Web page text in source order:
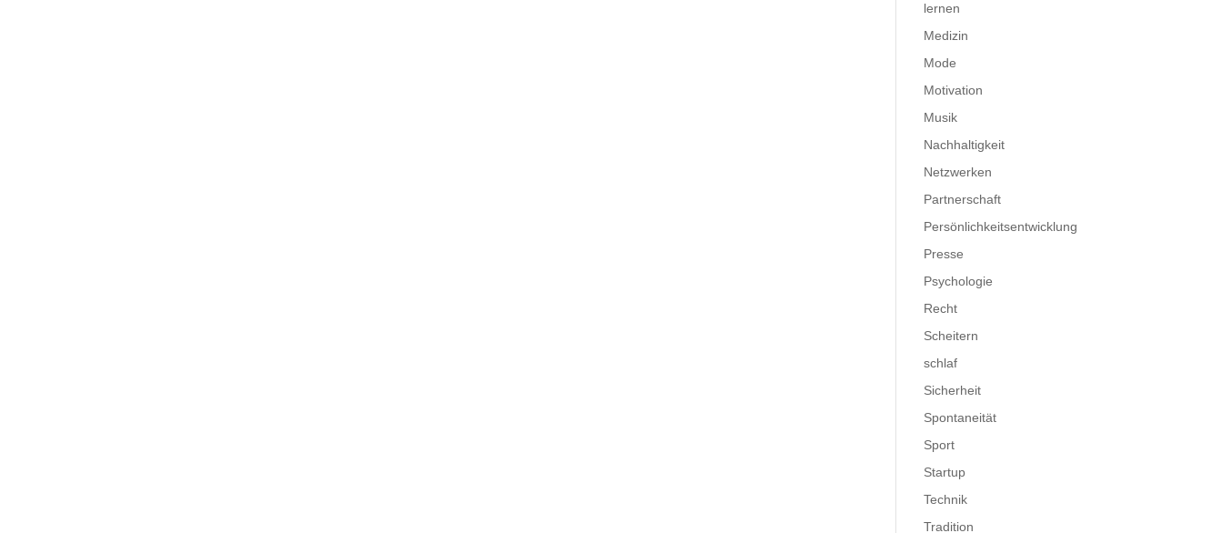
lernen
Medizin
Mode
Motivation
Musik
Nachhaltigkeit
Netzwerken
Partnerschaft
Persönlichkeitsentwicklung
Presse
Psychologie
Recht
Scheitern
schlaf
Sicherheit
Spontaneität
Sport
Startup
Technik
Tradition